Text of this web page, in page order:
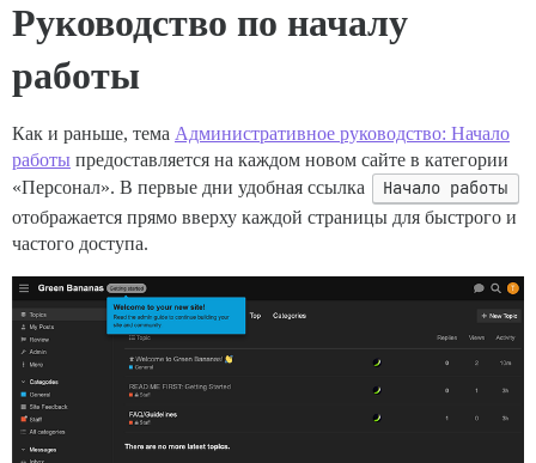
Руководство по началу
работы
Как и раньше, тема Административное руководство: Начало
работы предоставляется на каждом новом сайте в категории
«Персонал». В первые дни удобная ссылка
Начало работы
отображается прямо вверху каждой страницы для быстрого и
частого доступа.